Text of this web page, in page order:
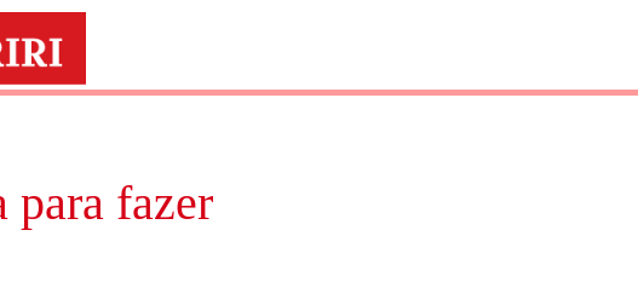
para fazer